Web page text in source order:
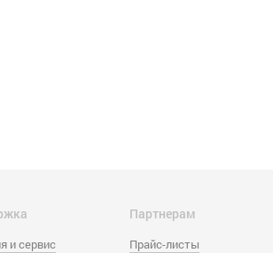
и сервис
Партнерам
Прайс-листы